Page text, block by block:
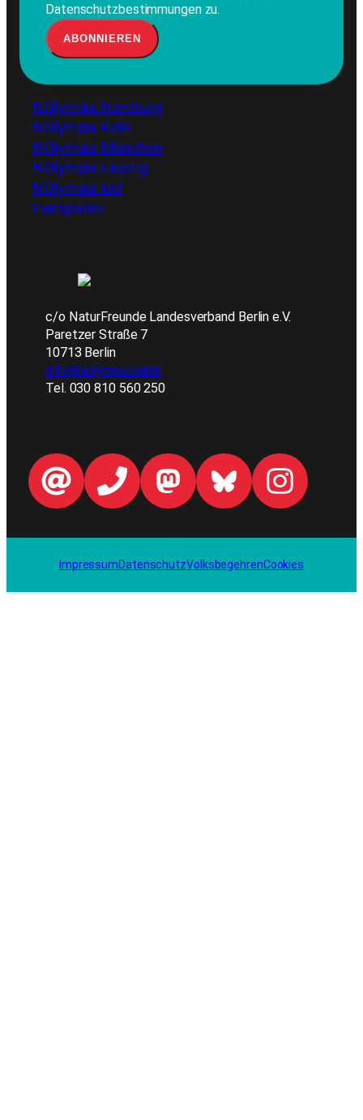
Datenschutzbestimmungen zu.
NOlympia Hamburg
NOlympia Köln
NOlympia München
NOlympia Leipzig
NOlympia kiel
Fairspielen
c/o NaturFreunde Landesverband Berlin e.V.
Paretzer Straße 7
10713 Berlin
info@nolympia.berlin
Tel. 030 810 560 250
ImpressumDatenschutzVolksbegehrenCookies